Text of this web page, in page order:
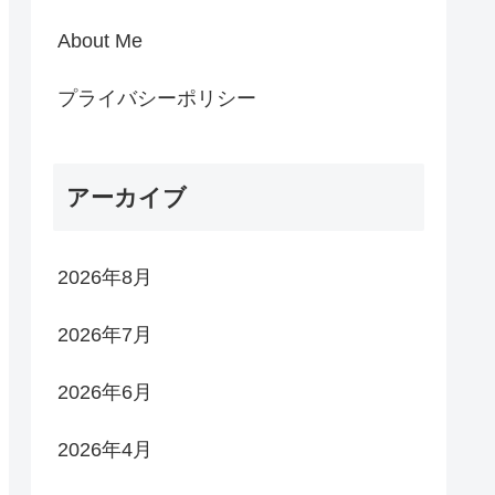
About Me
プライバシーポリシー
アーカイブ
2026年8月
2026年7月
2026年6月
2026年4月